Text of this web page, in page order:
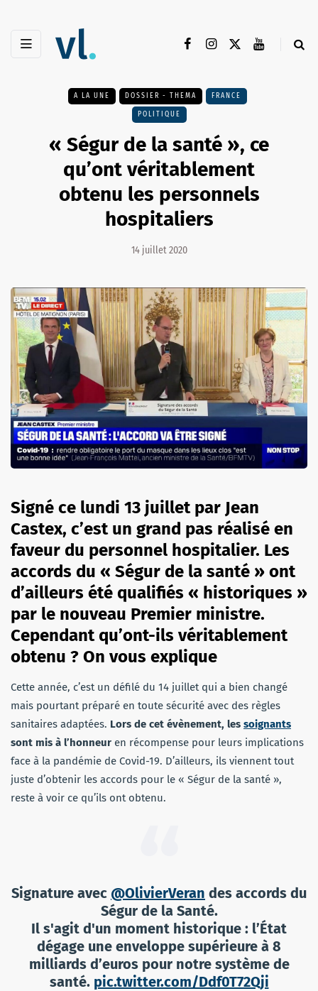
A LA UNE DOSSIER - THEMA FRANCE
POLITIQUE
« Ségur de la santé », ce
qu’ont véritablement
obtenu les personnels
hospitaliers
14 juillet 2020
Signé ce lundi 13 juillet par Jean
Castex, c’est un grand pas réalisé en
faveur du personnel hospitalier. Les
accords du « Ségur de la santé » ont
d’ailleurs été qualifiés « historiques »
par le nouveau Premier ministre.
Cependant qu’ont-ils véritablement
obtenu ? On vous explique
Cette année, c’est un défilé du 14 juillet qui a bien changé
mais pourtant préparé en toute sécurité avec des règles
sanitaires adaptées. Lors de cet évènement, les soignants
sont mis à l’honneur en récompense pour leurs implications
face à la pandémie de Covid-19. D’ailleurs, ils viennent tout
juste d’obtenir les accords pour le « Ségur de la santé »,
reste à voir ce qu’ils ont obtenu.
Signature avec @OlivierVeran des accords du
Ségur de la Santé.
Il s'agit d'un moment historique : l’État
dégage une enveloppe supérieure à 8
milliards d’euros pour notre système de
santé. pic.twitter.com/Ddf0T72Qji